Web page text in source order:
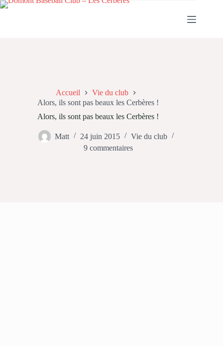
Passer
Accueil
Vie du club
Alors, ils sont pas beaux les Cerbères !
Alors, ils sont pas beaux les Cerbères !
Matt 24 juin 2015
Vie du club
9 commentaires